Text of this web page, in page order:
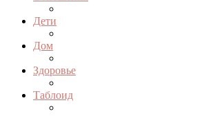
Дети
Дом
Здоровье
Таблоид